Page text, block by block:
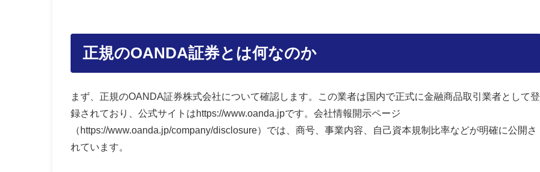
正規のOANDA証券とは何なのか
まず、正規のOANDA証券株式会社について確認します。この業者は国内で正式に金融商品取引業者として登
録されており、公式サイトはhttps://www.oanda.jpです。会社情報開示ページ
（https://www.oanda.jp/company/disclosure）では、商号、事業内容、自己資本規制比率などが明確に公開さ
れています。